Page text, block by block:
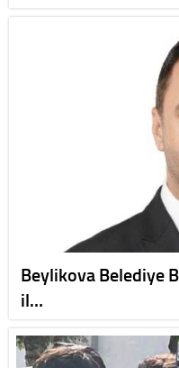
Beylikova Belediye
il…